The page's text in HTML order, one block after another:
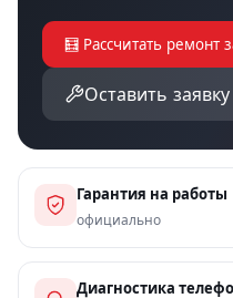
🧮 Рассчитать ремонт
Оставить заявку
Гарантия на работы
официально
Диагностика